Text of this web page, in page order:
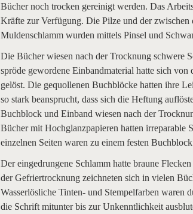
Bücher noch trocken gereinigt werden. Das
Kräfte zur Verfügung. Die Pilze und der zwischen
Muldenschlamm wurden mittels Pinsel und
Die Bücher wiesen nach der Trocknung schwere
spröde gewordene Einbandmaterial hatte sich
gelöst. Die gequollenen Buchblöcke hatten ihre
so stark beansprucht, dass sich die Heftung
Buchblock und Einband wiesen nach der
Bücher mit Hochglanzpapieren hatten irreparable
einzelnen Seiten waren zu einem festen
Der eingedrungene Schlamm hatte braune
der Gefriertrocknung zeichneten sich in vielen
Wasserlösliche Tinten- und Stempelfarben waren
die Schrift mitunter bis zur Unkenntlichkeit